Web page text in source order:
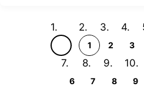
1 2 3
6 7 8 9